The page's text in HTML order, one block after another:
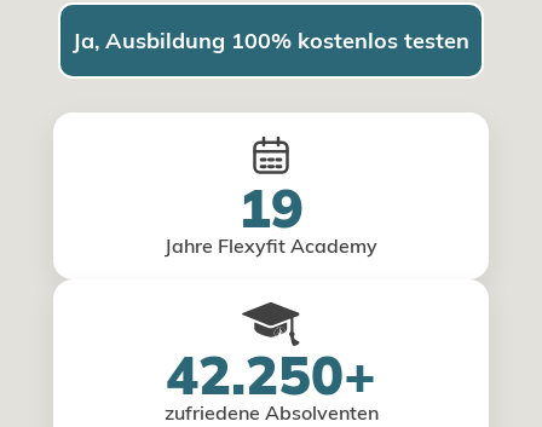
Ja, Ausbildung 100% kostenlos testen
19
Jahre Flexyfit Academy
42.250+
zufriedene Absolventen